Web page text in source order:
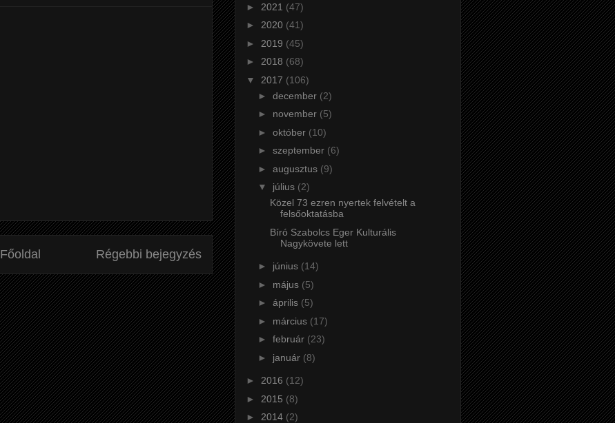
Régebbi bejegyzés
Főoldal
► 2021 (47)
► 2020 (41)
► 2019 (45)
► 2018 (68)
▼ 2017 (106)
► december (2)
► november (5)
► október (10)
► szeptember (6)
► augusztus (9)
▼ július (2)
Közel 73 ezren nyertek felvételt a
felsőoktatásba
Bíró Szabolcs Eger Kulturális
Nagykövete lett
► június (14)
► május (5)
► április (5)
► március (17)
► február (23)
► január (8)
► 2016 (12)
► 2015 (8)
► 2014 (2)